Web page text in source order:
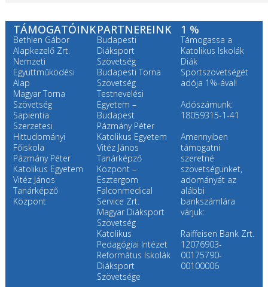
TÁMOGATÓINK
Bethlen Gábor
Alapkezelő Zrt.
Nemzeti
Együttműködési
Alap
Magyar Torna
Szövetség
Sapientia
Szerzetesi
Hittudományi
Főiskola
Pázmány Péter
Katolikus Egyetem
Vitéz János
Tanárképző
Központ
PARTNEREINK
Budapesti
Diáksport
Szövetség
Budapesti Torna
Szövetség
Testnevelési
Egyetem –
Budapest
Pázmány Péter
Katolikus Egyetem
Vitéz János
Tanárképző
Központ –
Esztergom
Falconmedical
Service Zrt.
Magyar Diáksport
Szövetség
Katolikus
Pedagógiai Intézet
Református Iskolák
Diáksport
Szövetsége
1 %
Támogassa a
Katolikus Iskolák
Diák
Sportszövetségét
adója 1%-ával!
Adószámunk:
18059315-1-41
Amennyiben
támogatni
szeretné
szövetségünket,
adományát az
alábbi
bankszámlára
várjuk:
Raiffeisen Bank Zrt.
12076903-
00175790-
00100006